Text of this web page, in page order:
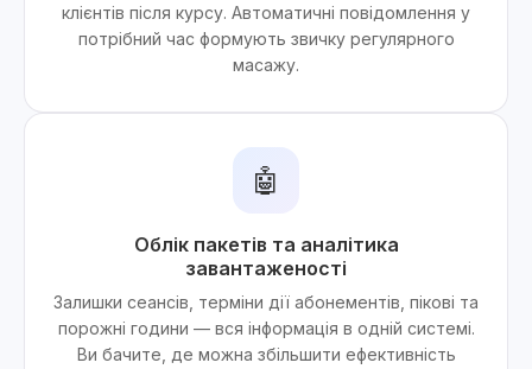
клієнтів після курсу. Автоматичні повідомлення у
потрібний час формують звичку регулярного
масажу.
🤖
Облік пакетів та аналітика
завантаженості
Залишки сеансів, терміни дії абонементів, пікові та
порожні години — вся інформація в одній системі.
Ви бачите, де можна збільшити ефективність